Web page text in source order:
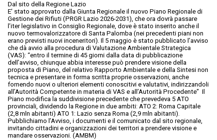
Dal sito della Regione Lazio
E’ stato approvato dalla Giunta Regionale il nuovo Piano Regionale di
Gestione dei Rifiuti (PRGR Lazio 2026-2031), che ora dovrà passare
l’iter legislativo in Consiglio Regionale, dove è stato inserito anche il
nuovo termovalorizzatore di Santa Palomba (nei precedenti piani non
erano previsti nuovi inceneritori). Il 5 maggio è stato pubblicato l’avviso
che dà avvio alla procedura di Valutazione Ambientale Strategica
(VAS): “entro il termine di 45 giorni dalla data di pubblicazione
dell’avviso, chiunque abbia interesse può prendere visione della
proposta di Piano, del relativo Rapporto Ambientale e della Sintesi non
tecnica e presentare in forma scritta proprie osservazioni, anche
fornendo nuovi o ulteriori elementi conoscitivi e valutativi, indirizzandoli
all’Autorità Competente in materia di VAS e all’Autorità Procedente” Il
Piano modifica la suddivisione precedente che prevedeva 5 ATO
provinciali, dividendo la Regione in due ambiti: ATO 2: Roma Capitale
(2,8 mln abitanti) ATO 1: Lazio senza Roma (2,9 mln abitanti).
Pubblichiamo l’Avviso, i documenti e il comunicato dal sito regionale,
invitando cittadini e organizzazioni dei territori a prendere visione e
mandare osservazioni. (AMBM)